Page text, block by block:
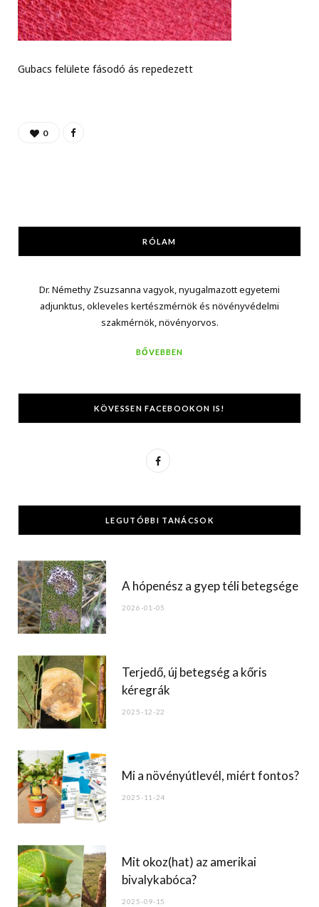
Gubacs felülete fásodó ás repedezett
0
RÓLAM
Dr. Némethy Zsuzsanna vagyok, nyugalmazott egyetemi
adjunktus, okleveles kertészmérnök és növényvédelmi
szakmérnök, növényorvos.
BŐVEBBEN
KÖVESSEN FACEBOOKON IS!
F
c
e
o
o
LEGUTÓBBI TANÁCSOK
A hópenész a gyep téli betegsége
2026-01-05
Terjedő, új betegség a kőris
kéregrák
2025-12-22
Mi a növényútlevél, miért fontos?
2025-11-24
Mit okoz(hat) az amerikai
bivalykabóca?
2025-09-15